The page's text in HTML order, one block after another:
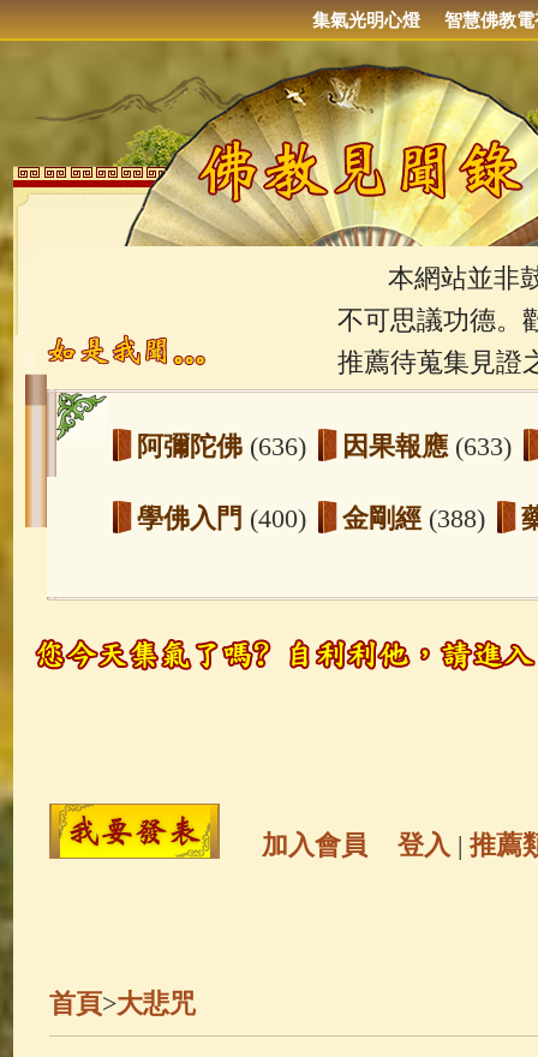
集氣光明心燈 智慧佛教電
本網站並非鼓
不可思議功德。
推薦待蒐集見證
阿彌陀佛 (636) 因果報應 (633)
學佛入門 (400) 金剛經 (388)
玉曆寶鈔(236) 地藏經(225)
觀世音菩薩 (147) 聖救度佛母(
金山活佛
善財童子五十三參
加入會員 登入 | 推薦
首頁>大悲咒